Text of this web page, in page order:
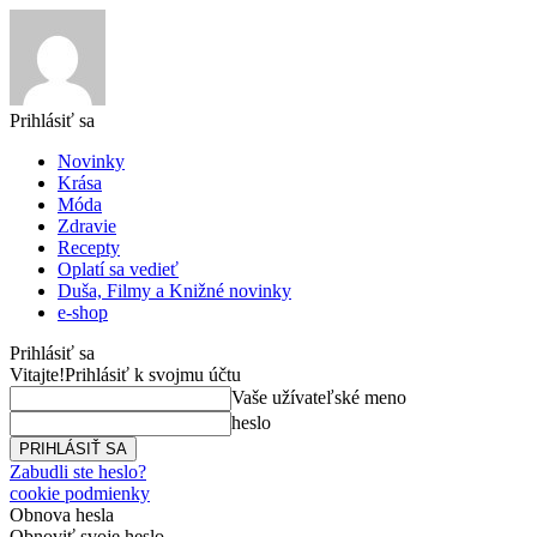
Prihlásiť sa
Novinky
Krása
Móda
Zdravie
Recepty
Oplatí sa vedieť
Duša, Filmy a Knižné novinky
e-shop
Prihlásiť sa
Vitajte!Prihlásiť k svojmu účtu
Vaše užívateľské meno
heslo
Zabudli ste heslo?
cookie podmienky
Obnova hesla